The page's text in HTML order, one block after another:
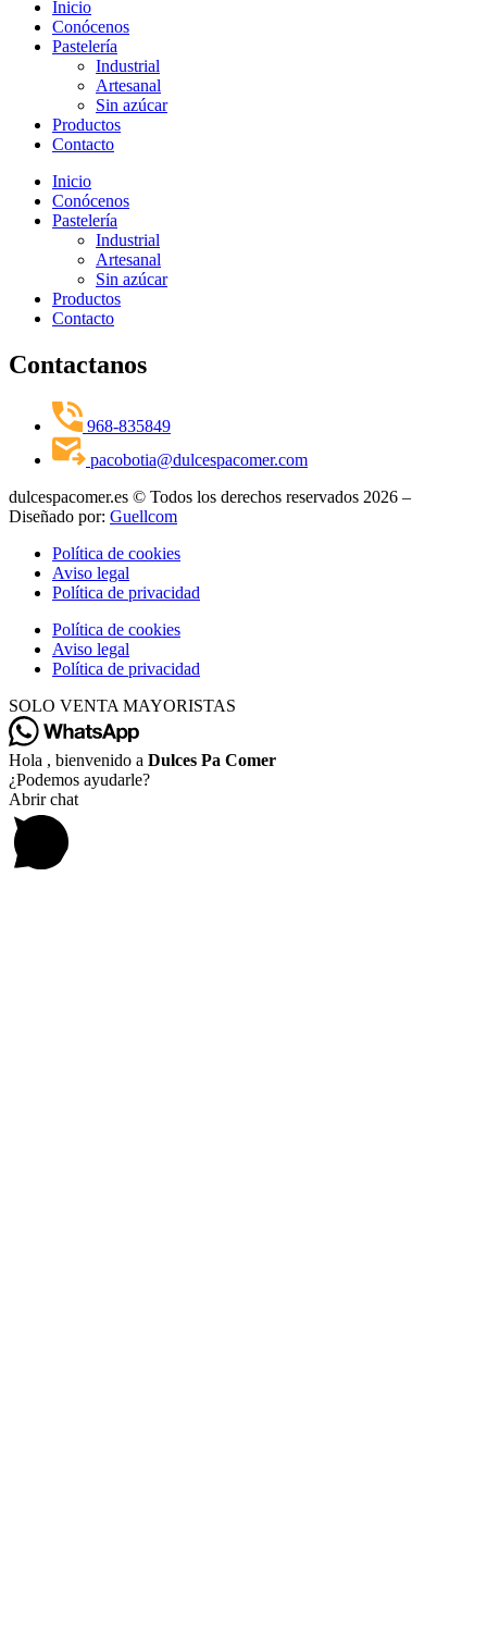
Inicio
Conócenos
Pastelería
Industrial
Artesanal
Sin azúcar
Productos
Contacto
Inicio
Conócenos
Pastelería
Industrial
Artesanal
Sin azúcar
Productos
Contacto
Contactanos
968-835849
pacobotia@dulcespacomer.com
dulcespacomer.es © Todos los derechos reservados 2026 –
Diseñado por: Guellcom
Política de cookies
Aviso legal
Política de privacidad
Política de cookies
Aviso legal
Política de privacidad
SOLO VENTA MAYORISTAS
Hola , bienvenido a Dulces Pa Comer
¿Podemos ayudarle?
Abrir chat